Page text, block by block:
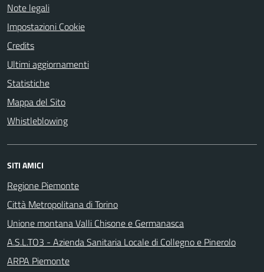
Note legali
Impostazioni Cookie
Credits
Ultimi aggiornamenti
Statistiche
Mappa del Sito
Whistleblowing
SITI AMICI
Regione Piemonte
Città Metropolitana di Torino
Unione montana Valli Chisone e Germanasca
A.S.L.TO3 - Azienda Sanitaria Locale di Collegno e Pinerolo
ARPA Piemonte